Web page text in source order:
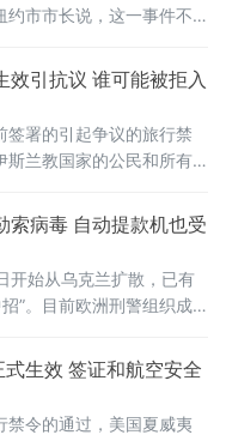
约市市长说，这一事件不
效引抗议 谁可能被拒入
签署的引起争议的旅行禁
斯兰教国家的公民和所有
亲或者商业联系的人
时可能被拒。
索病毒 自动提款机也受
开始从乌克兰扩散，已有
”。目前欧洲刑警组织成
式生效 签证和航空安全
禁令的通过，美国夏威夷